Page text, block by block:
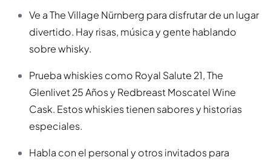
Ve a The Village Nürnberg para disfrutar de un lugar
divertido. Hay risas, música y gente hablando
sobre whisky.
Prueba whiskies como Royal Salute 21, The
Glenlivet 25 Años y Redbreast Moscatel Wine
Cask. Estos whiskies tienen sabores y historias
especiales.
Habla con el personal y otros invitados para